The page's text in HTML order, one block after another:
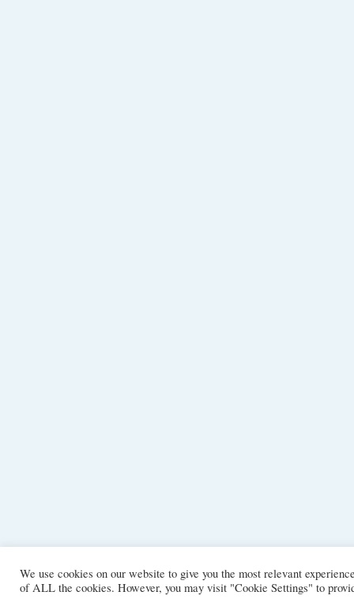
We use cookies on our website to give you the most relevant
of ALL the cookies. However, you may visit "Cookie Settings" to